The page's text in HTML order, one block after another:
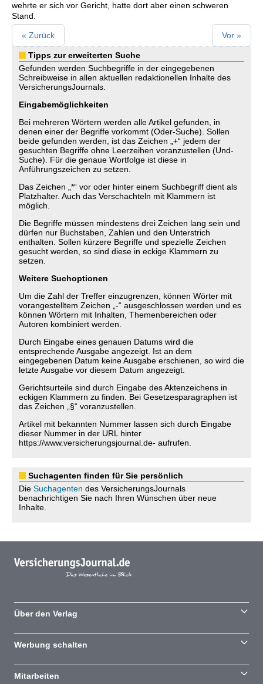
wehrte er sich vor Gericht, hatte dort aber einen schweren
Stand.
« Zurück Vor »
Tipps zur erweiterten Suche
Gefunden werden Suchbegriffe in der eingegebenen
Schreibweise in allen aktuellen redaktionellen Inhalte des
VersicherungsJournals.
Eingabemöglichkeiten
Bei mehreren Wörtern werden alle Artikel gefunden, in
denen einer der Begriffe vorkommt (Oder-Suche). Sollen
beide gefunden werden, ist das Zeichen „+“ jedem der
gesuchten Begriffe ohne Leerzeihen voranzustellen (Und-
Suche). Für die genaue Wortfolge ist diese in
Anführungszeichen zu setzen.
Das Zeichen „*“ vor oder hinter einem Suchbegriff dient als
Platzhalter. Auch das Verschachteln mit Klammern ist
möglich.
Die Begriffe müssen mindestens drei Zeichen lang sein und
dürfen nur Buchstaben, Zahlen und den Unterstrich
enthalten. Sollen kürzere Begriffe und spezielle Zeichen
gesucht werden, so sind diese in eckige Klammern zu
setzen.
Weitere Suchoptionen
Um die Zahl der Treffer einzugrenzen, können Wörter mit
vorangestelltem Zeichen „-“ ausgeschlossen werden und es
können Wörtern mit Inhalten, Themenbereichen oder
Autoren kombiniert werden.
Durch Eingabe eines genauen Datums wird die
entsprechende Ausgabe angezeigt. Ist an dem
eingegebenen Datum keine Ausgabe erschienen, so wird die
letzte Ausgabe vor diesem Datum angezeigt.
Gerichtsurteile sind durch Eingabe des Aktenzeichens in
eckigen Klammern zu finden. Bei Gesetzesparagraphen ist
das Zeichen „§“ voranzustellen.
Artikel mit bekannten Nummer lassen sich durch Eingabe
dieser Nummer in der URL hinter
https://www.versicherungsjournal.de- aufrufen.
Suchagenten finden für Sie persönlich
Die Suchagenten des VersicherungsJournals
benachrichtigen Sie nach Ihren Wünschen über neue
Inhalte.
Über den Verlag
Werbung schalten
Mitarbeiten